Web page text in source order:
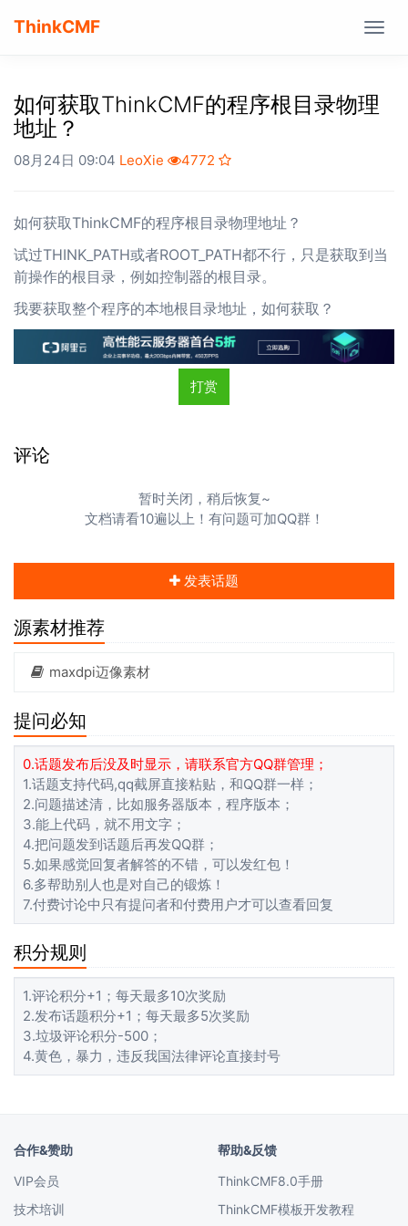
ThinkCMF
如何获取ThinkCMF的程序根目录物理
地址？
08月24日 09:04 LeoXie 4772
如何获取ThinkCMF的程序根目录物理地址？
试过THINK_PATH或者ROOT_PATH都不行，只是获取到当
前操作的根目录，例如控制器的根目录。
我要获取整个程序的本地根目录地址，如何获取？
打赏
评论
暂时关闭，稍后恢复~
文档请看10遍以上！有问题可加QQ群！
发表话题
源素材推荐
maxdpi迈像素材
提问必知
0.话题发布后没及时显示，请联系官方QQ群管理；
1.话题支持代码,qq截屏直接粘贴，和QQ群一样；
2.问题描述清，比如服务器版本，程序版本；
3.能上代码，就不用文字；
4.把问题发到话题后再发QQ群；
5.如果感觉回复者解答的不错，可以发红包！
6.多帮助别人也是对自己的锻炼！
7.付费讨论中只有提问者和付费用户才可以查看回复
积分规则
1.评论积分+1；每天最多10次奖励
2.发布话题积分+1；每天最多5次奖励
3.垃圾评论积分-500；
4.黄色，暴力，违反我国法律评论直接封号
合作&赞助
VIP会员
技术培训
帮助&反馈
ThinkCMF8.0手册
ThinkCMF模板开发教程